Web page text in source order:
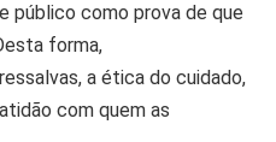
público como prova de que
forma,
a ética do cuidado,
com quem as